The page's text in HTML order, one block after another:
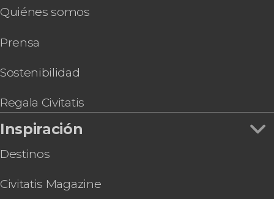
Quiénes somos
Prensa
Sostenibilidad
Regala Civitatis
Inspiración
Destinos
Civitatis Magazine